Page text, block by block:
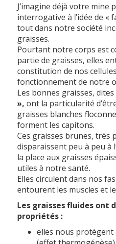
J’imagine déjà votre mine
interrogative à l’idée de «
tout dans notre société
graisses.
Pourtant notre corps est
partie de graisses, elles
constitution de nos
fonctionnement de notre
Les bonnes graisses, dites
», ont la particularité
graisses blanches
forment les capitons.
Ces graisses brunes, très
disparaissent peu à peu à
la place aux graisses
utiles à notre santé.
Elles circulent dans nos
entourent les muscles et
Les graisses fluides ont
propriétés :
elles nous protègent